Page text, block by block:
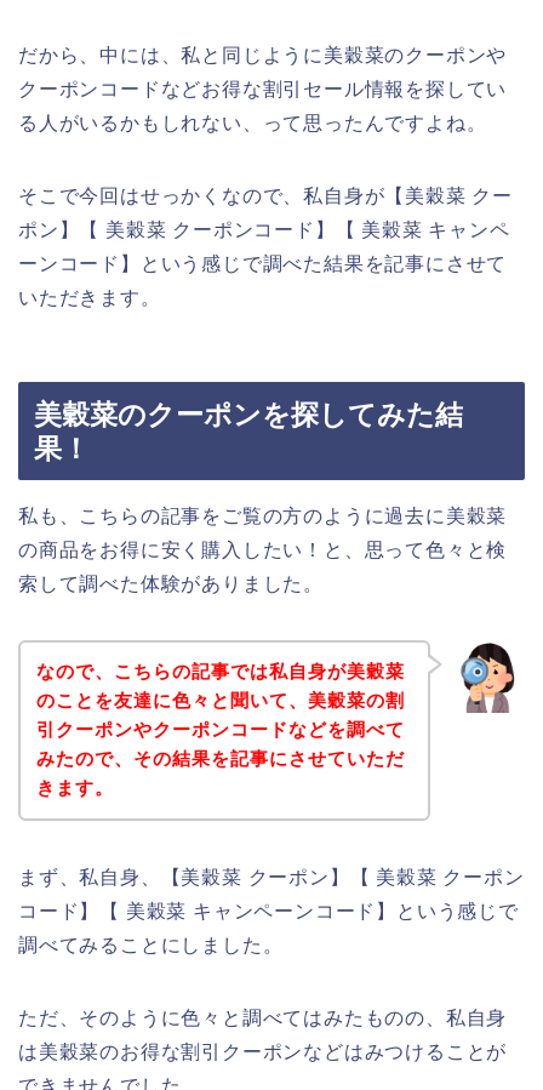
だから、中には、私と同じように美穀菜のクーポンや
クーポンコードなどお得な割引セール情報を探してい
る人がいるかもしれない、って思ったんですよね。
そこで今回はせっかくなので、私自身が【美穀菜 クー
ポン】【 美穀菜 クーポンコード】【 美穀菜 キャンペ
ーンコード】という感じで調べた結果を記事にさせて
いただきます。
美穀菜のクーポンを探してみた結
果！
私も、こちらの記事をご覧の方のように過去に美穀菜
の商品をお得に安く購入したい！と、思って色々と検
索して調べた体験がありました。
なので、こちらの記事では私自身が美穀菜
のことを友達に色々と聞いて、美穀菜の割
引クーポンやクーポンコードなどを調べて
みたので、その結果を記事にさせていただ
きます。
まず、私自身、【美穀菜 クーポン】【 美穀菜 クーポン
コード】【 美穀菜 キャンペーンコード】という感じで
調べてみることにしました。
ただ、そのように色々と調べてはみたものの、私自身
は美穀菜のお得な割引クーポンなどはみつけることが